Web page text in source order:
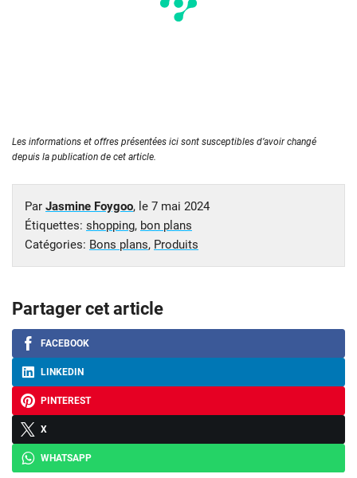
Les informations et offres présentées ici sont susceptibles d’avoir changé
depuis la publication de cet article.
Par Jasmine Foygoo, le 7 mai 2024
Étiquettes: shopping, bon plans
Catégories: Bons plans, Produits
Partager cet article
FACEBOOK
LINKEDIN
PINTEREST
X
WHATSAPP